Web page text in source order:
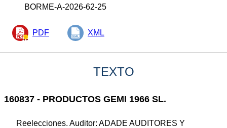
BORME-A-2026-62-25
PDF XML
TEXTO
160837 - PRODUCTOS GEMI 1966 SL.
Reelecciones. Auditor: ADADE AUDITORES Y